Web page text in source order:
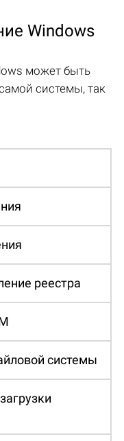
Windows
может быть
системы, так
реестра
системы